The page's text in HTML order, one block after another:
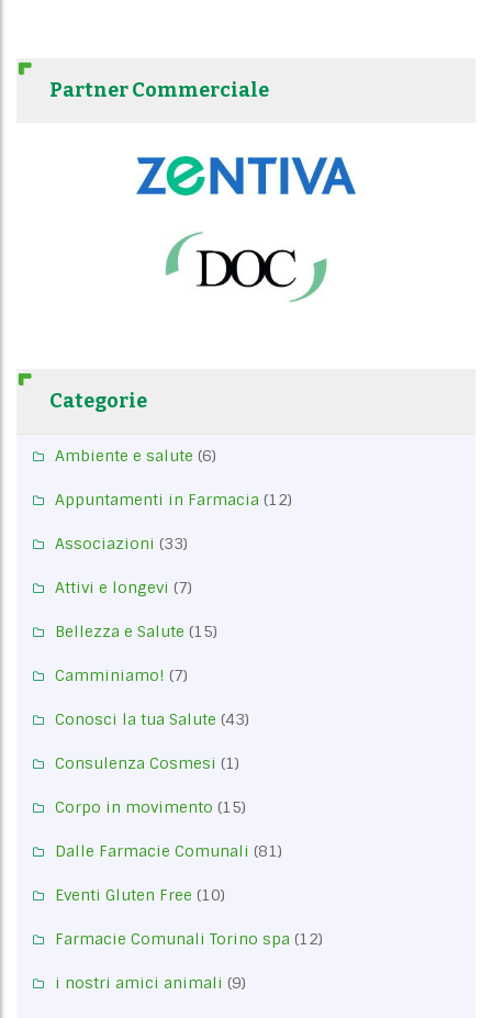
Partner Commerciale
Categorie
Ambiente e salute (6)
Appuntamenti in Farmacia (12)
Associazioni (33)
Attivi e longevi (7)
Bellezza e Salute (15)
Camminiamo! (7)
Conosci la tua Salute (43)
Consulenza Cosmesi (1)
Corpo in movimento (15)
Dalle Farmacie Comunali (81)
Eventi Gluten Free (10)
Farmacie Comunali Torino spa (12)
i nostri amici animali (9)